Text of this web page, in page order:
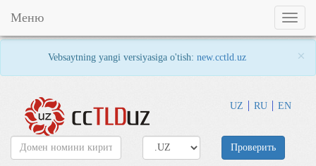
Vebsaytning yangi versiyasiga o'tish: new.cctld.uz ×
UZ RU EN
Toggle
Меню
Проверить